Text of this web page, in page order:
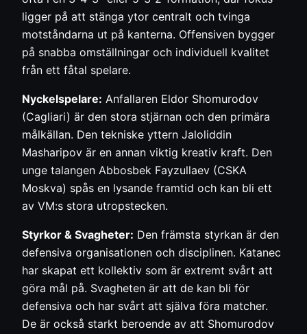
ligger på att stänga ytor centralt och tvinga
motståndarna ut på kanterna. Offensiven bygger
på snabba omställningar och individuell kvalitet
från ett fåtal spelare.
Nyckelspelare: Anfallaren Eldor Shomurodov
(Cagliari) är den stora stjärnan och den primära
målkällan. Den tekniske yttern Jaloliddin
Masharipov är en annan viktig kreativ kraft. Den
unge talangen Abbosbek Fayzullaev (CSKA
Moskva) spås en lysande framtid och kan bli ett
av VM:s stora utropstecken.
Styrkor & Svagheter: Den främsta styrkan är den
defensiva organisationen och disciplinen. Katanec
har skapat ett kollektiv som är extremt svårt att
göra mål på. Svagheten är att de kan bli för
defensiva och har svårt att själva föra matcher.
De är också starkt beroende av att Shomurodov